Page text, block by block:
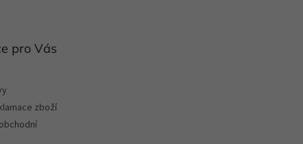
pro Vás
zboží